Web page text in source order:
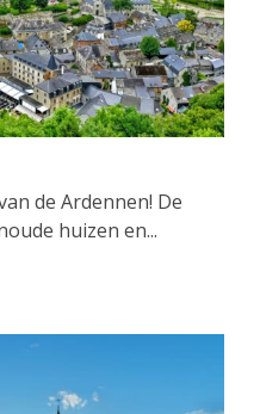
de Ardennen! De
huizen en...